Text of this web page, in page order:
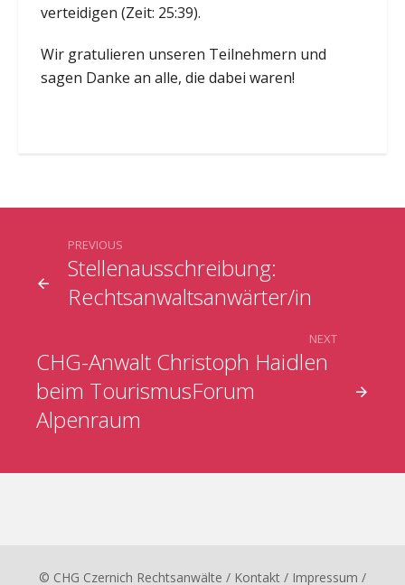
verteidigen (Zeit: 25:39).
Wir gratulieren unseren Teilnehmern und
sagen Danke an alle, die dabei waren!
Stellenausschreibung:
Rechtsanwaltsanwärter/in
PREVIOUS
CHG-Anwalt Christoph Haidlen
beim TourismusForum
Alpenraum
NEXT
© CHG Czernich Rechtsanwälte / Kontakt / Impressum /